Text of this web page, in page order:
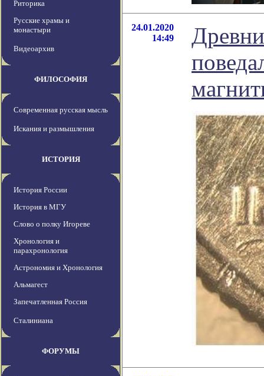
Риторика
Русские храмы и
монастыри
Видеоархив
ФИЛОСОФИЯ
Современная русская мысль
Искания и размышления
ИСТОРИЯ
История России
История в МГУ
Слово о полку Игореве
Хронология и
парахронология
Астрономия и Хронология
Альмагест
Запечатленная Россия
Сталиниана
ФОРУМЫ
24.01.2020
14:49